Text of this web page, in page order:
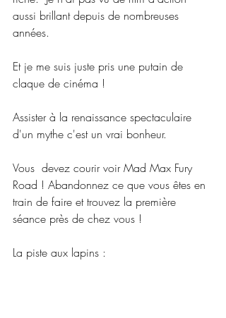
aussi brillant depuis de nombreuses
années.
Et je me suis juste pris une putain de
claque de cinéma !
Assister à la renaissance spectaculaire
d'un mythe c'est un vrai bonheur.
Vous  devez courir voir Mad Max Fury
Road ! Abandonnez ce que vous êtes en
train de faire et trouvez la première
séance près de chez vous !
La piste aux lapins :